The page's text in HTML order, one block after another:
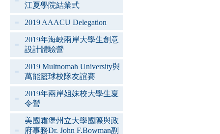
江夏學院結業式
2019 AAACU Delegation
2019年海峽兩岸大學生創意
設計體驗營
2019 Multnomah University與
萬能籃球校隊友誼賽
2019年兩岸姐妹校大學生夏
令營
美國霜堡州立大學國際與政
府事務Dr. John F.Bowman副